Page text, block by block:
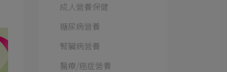
成人營養保健
糖尿病營養
腎臟病營養
醫療/癌症營養